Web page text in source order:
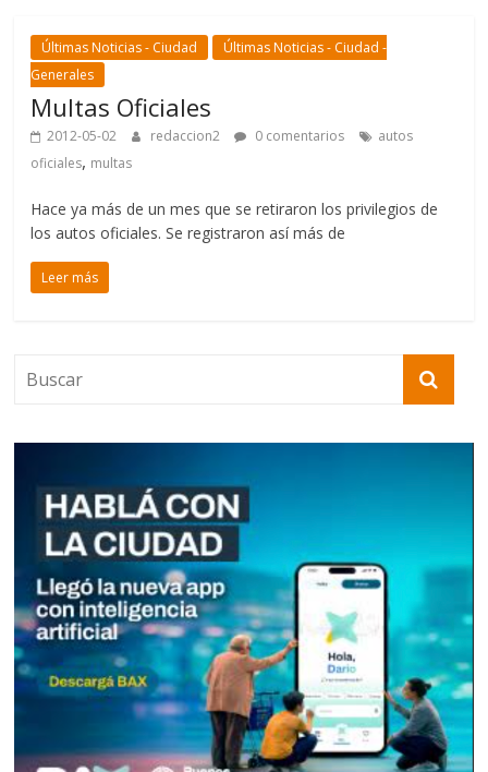
Últimas Noticias - Ciudad
Últimas Noticias - Ciudad -
Generales
Multas Oficiales
2012-05-02 redaccion2 0 comentarios
autos
oficiales, multas
Hace ya más de un mes que se retiraron los privilegios de
los autos oficiales. Se registraron así más de
Leer más